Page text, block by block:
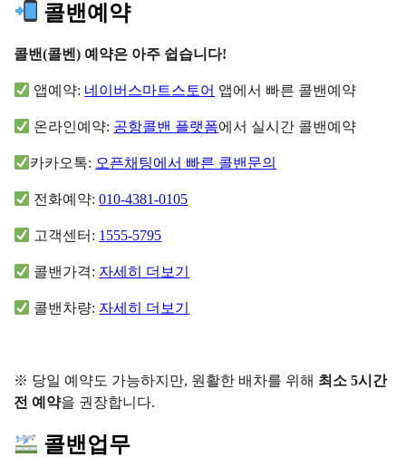
콜밴예약
콜밴(콜벤) 예약은 아주 쉽습니다!
앱예약: 네이버스마트스토어 앱에서 빠른 콜밴예약
온라인예약: 공항콜밴 플랫폼에서 실시간 콜밴예약
카카오톡: 오픈채팅에서 빠른 콜밴문의
전화예약:010-4381-0105
고객센터: 1555-5795
콜밴가격: 자세히 더보기
콜밴차량: 자세히 더보기
※ 당일 예약도 가능하지만, 원활한 배차를 위해 최소 5시간
전 예약을 권장합니다.
콜밴업무